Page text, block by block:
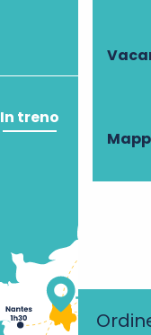
In treno